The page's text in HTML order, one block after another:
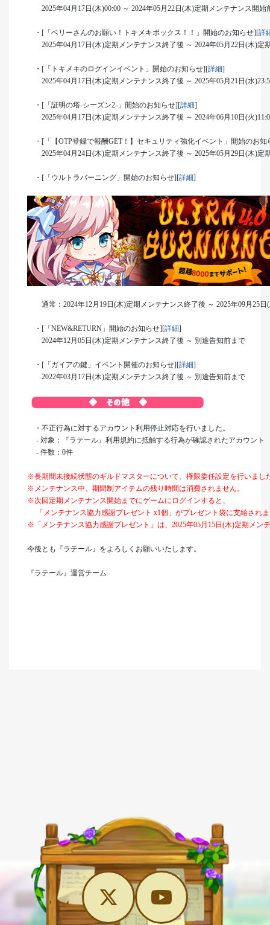
2025年04月17日(木)00:00 ～ 2024年05月22日(木)定期メンテナンス開始
・[「ベリーさんのお願い！トキメキボックス！！」開始のお知らせ][詳
2025年04月17日(木)定期メンテナンス終了後 ～ 2024年05月22日(木)定
・[「トキメキのログインイベント」開始のお知らせ][詳細]
2025年04月17日(木)定期メンテナンス終了後 ～ 2025年05月21日(水
・[「証明の塔‐シーズン2‐」開始のお知らせ][詳細]
2025年04月17日(木)定期メンテナンス終了後 ～ 2024年06月10日(火
・[「【OTP登録で報酬GET！】セキュリティ強化イベント」開始のお知
2025年04月24日(木)定期メンテナンス終了後 ～ 2025年05月29日(木)定
・[「ウルトラバーニング」開始のお知らせ][詳細]
通常：2024年12月19日(木)定期メンテナンス終了後 ～ 2025年09月25日
・[「NEW&RETURN」開始のお知らせ][詳細]
2024年12月05日(木)定期メンテナンス終了後 ～ 別途告知前まで
・[「ガイアの鍵」イベント開催のお知らせ][詳細]
2022年03月17日(木)定期メンテナンス終了後 ～ 別途告知前まで
・不正行為に対するアカウント利用停止対応を行いました。
- 対象：『ラテール』利用規約に抵触する行為が確認されたアカウント
- 件数：0件
※長期間未接続状態のギルドマスターについて、権限委任設定を行いまし
※メンテナンス中、期間制アイテムの残り時間は消費されません。
※次回定期メンテナンス開始までにゲームにログインすると、
「メンテナンス協力感謝プレゼント x1個」がプレゼント袋に支給され
※「メンテナンス協力感謝プレゼント」は、2025年05月15日(木)定期メン
今後とも『ラテール』をよろしくお願いいたします。
『ラテール』運営チーム